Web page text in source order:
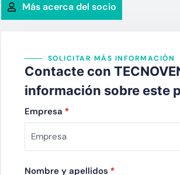
Más acerca del socio
SOLICITAR MÁS INFORMACIÓN
Contacte con
información sobre este
Empresa *
Nombre y apellidos *